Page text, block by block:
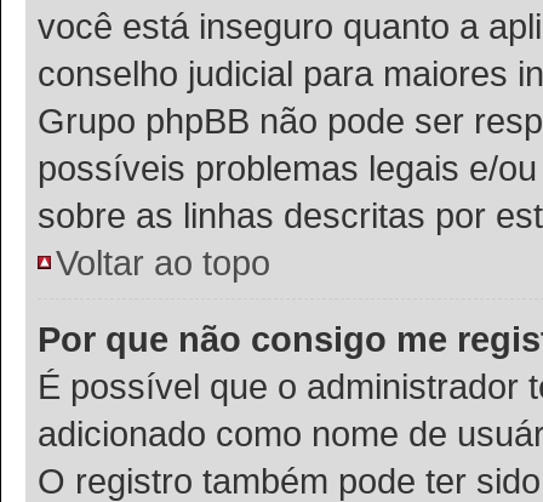
você está inseguro quanto a
conselho judicial para maiores
Grupo phpBB não pode ser
possíveis problemas legais e/
sobre as linhas descritas por
Voltar ao topo
Por que não consigo me
É possível que o administrador
adicionado como nome de
O registro também pode ter